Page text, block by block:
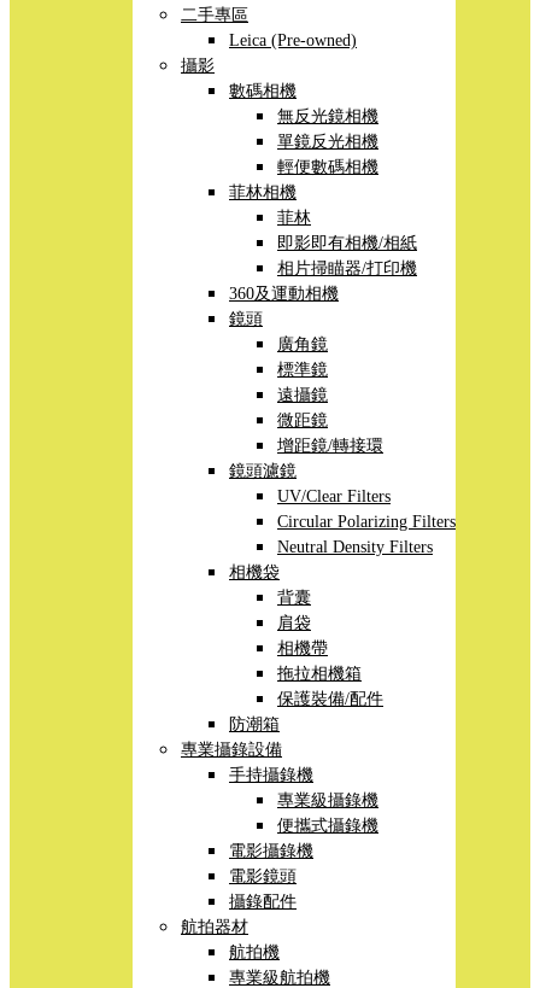
二手專區
Leica (Pre-owned)
攝影
數碼相機
無反光鏡相機
單鏡反光相機
輕便數碼相機
菲林相機
菲林
即影即有相機/相紙
相片掃瞄器/打印機
360及運動相機
鏡頭
廣角鏡
標準鏡
遠攝鏡
微距鏡
增距鏡/轉接環
鏡頭濾鏡
UV/Clear Filters
Circular Polarizing Filters
Neutral Density Filters
相機袋
背囊
肩袋
相機帶
拖拉相機箱
保護裝備/配件
防潮箱
專業攝錄設備
手持攝錄機
專業級攝錄機
便攜式攝錄機
電影攝錄機
電影鏡頭
攝錄配件
航拍器材
航拍機
專業級航拍機